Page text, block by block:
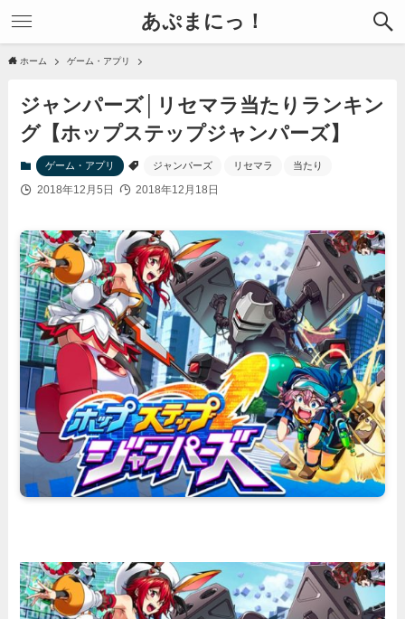
あぷまにっ！
ホーム ゲーム・アプリ
ジャンパーズ│リセマラ当たりランキン
グ【ホップステップジャンパーズ】
ゲーム・アプリ ジャンパーズ リセマラ 当たり
2018年12月5日 2018年12月18日